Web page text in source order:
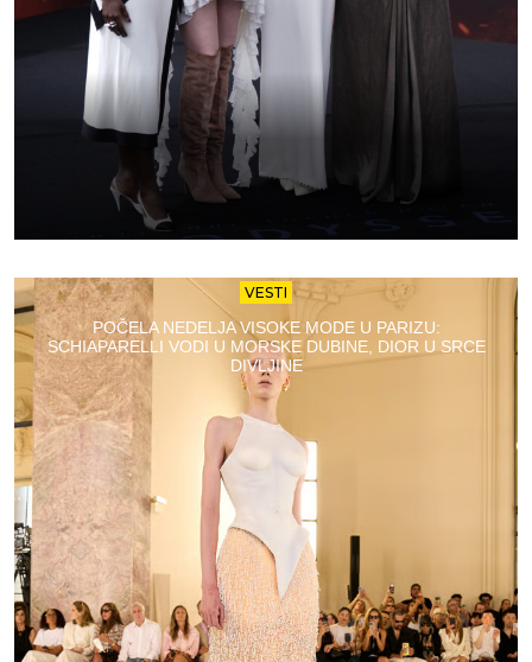
VESTI
POČELA NEDELJA VISOKE MODE U PARIZU:
SCHIAPARELLI VODI U MORSKE DUBINE, DIOR U SRCE
DIVLJINE